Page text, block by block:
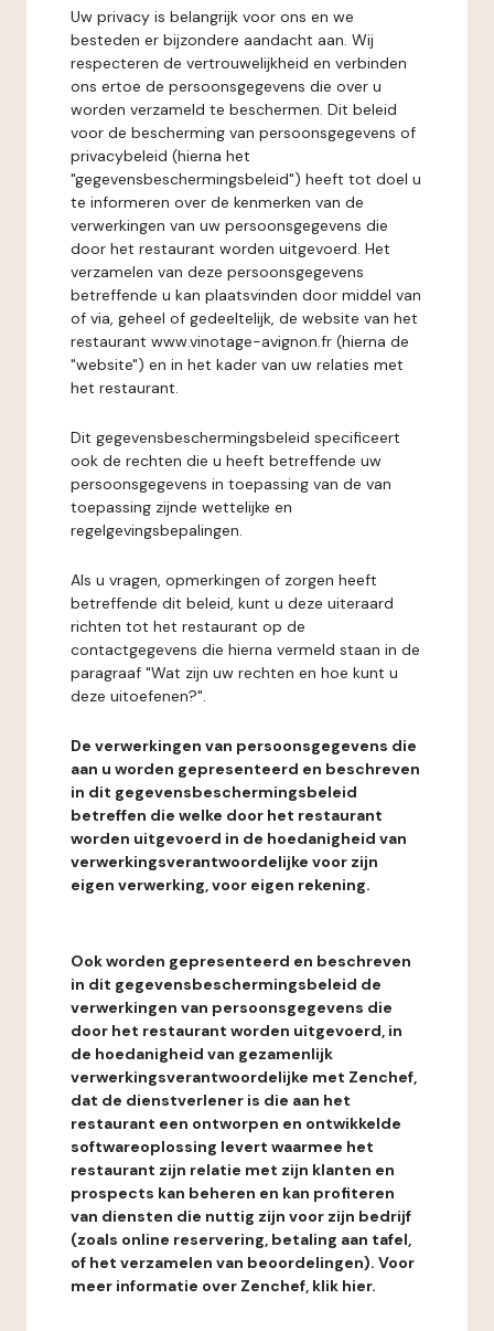
Uw privacy is belangrijk voor ons en we
besteden er bijzondere aandacht aan. Wij
respecteren de vertrouwelijkheid en verbinden
ons ertoe de persoonsgegevens die over u
worden verzameld te beschermen. Dit beleid
voor de bescherming van persoonsgegevens of
privacybeleid (hierna het
"gegevensbeschermingsbeleid") heeft tot doel u
te informeren over de kenmerken van de
verwerkingen van uw persoonsgegevens die
door het restaurant worden uitgevoerd. Het
verzamelen van deze persoonsgegevens
betreffende u kan plaatsvinden door middel van
of via, geheel of gedeeltelijk, de website van het
restaurant www.vinotage-avignon.fr (hierna de
"website") en in het kader van uw relaties met
het restaurant.
Dit gegevensbeschermingsbeleid specificeert
ook de rechten die u heeft betreffende uw
persoonsgegevens in toepassing van de van
toepassing zijnde wettelijke en
regelgevingsbepalingen.
Als u vragen, opmerkingen of zorgen heeft
betreffende dit beleid, kunt u deze uiteraard
richten tot het restaurant op de
contactgegevens die hierna vermeld staan in de
paragraaf "Wat zijn uw rechten en hoe kunt u
deze uitoefenen?".
De verwerkingen van persoonsgegevens die
aan u worden gepresenteerd en beschreven
in dit gegevensbeschermingsbeleid
betreffen die welke door het restaurant
worden uitgevoerd in de hoedanigheid van
verwerkingsverantwoordelijke voor zijn
eigen verwerking, voor eigen rekening.
Ook worden gepresenteerd en beschreven
in dit gegevensbeschermingsbeleid de
verwerkingen van persoonsgegevens die
door het restaurant worden uitgevoerd, in
de hoedanigheid van gezamenlijk
verwerkingsverantwoordelijke met Zenchef,
dat de dienstverlener is die aan het
restaurant een ontworpen en ontwikkelde
softwareoplossing levert waarmee het
restaurant zijn relatie met zijn klanten en
prospects kan beheren en kan profiteren
van diensten die nuttig zijn voor zijn bedrijf
(zoals online reservering, betaling aan tafel,
of het verzamelen van beoordelingen). Voor
meer informatie over Zenchef, klik hier.